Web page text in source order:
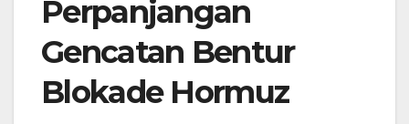
Perpanjangan
Gencatan Bentur
Blokade Hormuz